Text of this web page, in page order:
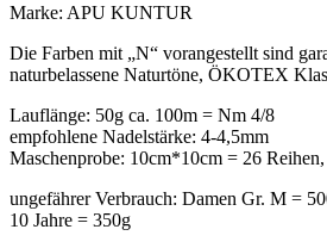
Marke: APU KUNTUR
Die Farben mit „N“ vorangestellt sind
naturbelassene Naturtöne, ÖKOTEX
Lauflänge: 50g ca. 100m = Nm 4/8
empfohlene Nadelstärke: 4-4,5mm
Maschenprobe: 10cm*10cm = 26
ungefährer Verbrauch: Damen Gr. M =
10 Jahre = 350g